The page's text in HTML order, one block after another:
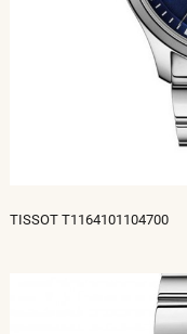
TISSOT T1164101104700